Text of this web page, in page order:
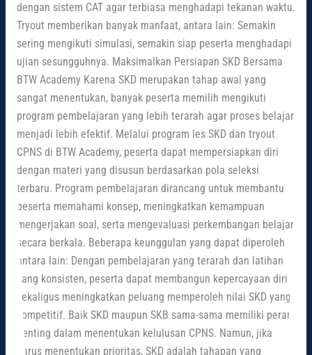
dengan sistem CAT agar terbiasa menghadapi tekanan waktu.
Tryout memberikan banyak manfaat, antara lain: Semakin
sering mengikuti simulasi, semakin siap peserta menghadapi
ujian sesungguhnya. Maksimalkan Persiapan SKD Bersama
BTW Academy Karena SKD merupakan tahap awal yang
sangat menentukan, banyak peserta memilih mengikuti
program pembelajaran yang lebih terarah agar proses belajar
menjadi lebih efektif. Melalui program les SKD dan tryout
CPNS di BTW Academy, peserta dapat mempersiapkan diri
dengan materi yang disusun berdasarkan pola seleksi
terbaru. Program pembelajaran dirancang untuk membantu
peserta memahami konsep, meningkatkan kemampuan
mengerjakan soal, serta mengevaluasi perkembangan belajar
secara berkala. Beberapa keunggulan yang dapat diperoleh
antara lain: Dengan pembelajaran yang terarah dan latihan
yang konsisten, peserta dapat membangun kepercayaan diri
sekaligus meningkatkan peluang memperoleh nilai SKD yang
kompetitif. Baik SKD maupun SKB sama-sama memiliki peran
penting dalam menentukan kelulusan CPNS. Namun, jika
harus menentukan prioritas, SKD adalah tahapan yang